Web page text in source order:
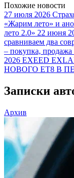
Похожие новости
27 июля 2026
«Жарим лето» и
лето 2.0» 22 июня
сравниваем два
– покупка, продажа
2026 EXEED
НОВОГО ET8 В
Записки
Архив